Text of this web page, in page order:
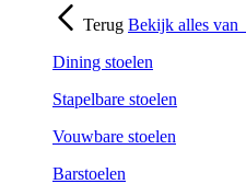
Terug Bekijk alles van
Dining stoelen
Stapelbare stoelen
Vouwbare stoelen
Barstoelen